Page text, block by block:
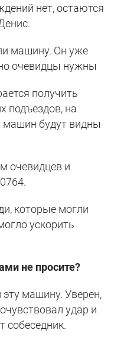
нет, остаются
получить
подъездов, на
машин будут видны
очевидцев и
которые могли
ускорить
не просите?
машину. Уверен,
удар и
собеседник.